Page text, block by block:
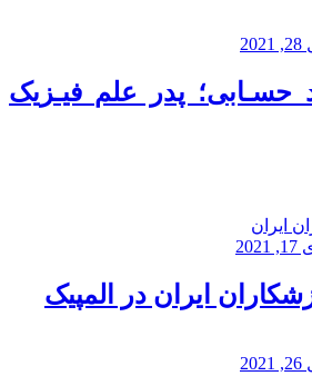
حسـابی؛ پدر علم فیـزیک
ایران در المپیک